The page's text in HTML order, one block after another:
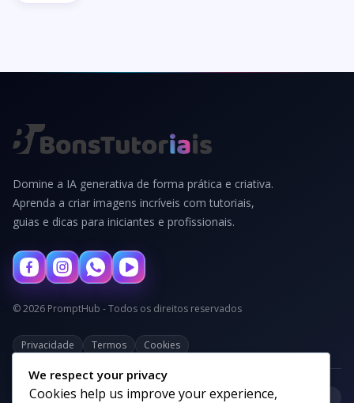
Domine a IA generativa de forma prática e criativa.
Aprenda a criar imagens incríveis com tutoriais,
guias e dicas para iniciantes e profissionais.
© 2026 PromptHub - Todos os direitos reservados
Privacidade Termos Cookies
Categorias
We respect your privacy
Cookies help us improve your experience,